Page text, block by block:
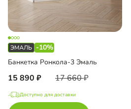
-10%
Банкетка Ронкола-3 Эмаль
15 890 17 660
Доступно для доставки